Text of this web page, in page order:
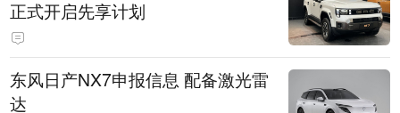
正式开启先享计划
东风日产NX7申报信息 配备激光雷
达